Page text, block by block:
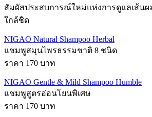
สัมผัสประสบการณ์ใหม่แห่งการดูแลเส้นผ
ใกล้ชิด
NIGAO Natural Shampoo Herbal
แชมพูสมุนไพรธรรมชาติ 8 ชนิด
ราคา 170 บาท
NIGAO Gentle & Mild Shampoo Humble
แชมพูสูตรอ่อนโยนพิเศษ
ราคา 170 บาท